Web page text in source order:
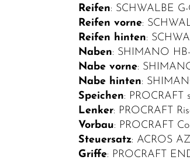
Reifen: SCHWALBE
Reifen vorne:
Reifen hinten:
Naben: SHIMANO
Nabe vorne:
Nabe hinten:
Speichen: PROCRAFT
Lenker: PROCRAFT
Vorbau: PROCRAFT
Steuersatz: ACROS
Griffe: PROCRAFT